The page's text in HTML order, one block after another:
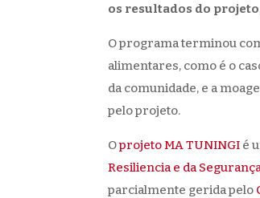
os resultados do
O programa terminou
alimentares, como é o
da comunidade, e a
pelo projeto.
Oprojeto MA TUNINGI é
Resiliencia e da
parcialmente gerida pelo